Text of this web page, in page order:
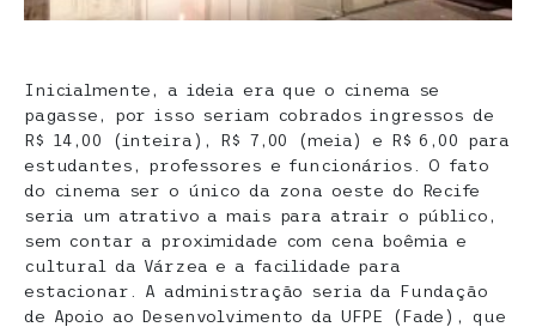
Inicialmente, a ideia era que o cinema se
pagasse, por isso seriam cobrados ingressos de
R$ 14,00 (inteira), R$ 7,00 (meia) e R$ 6,00 para
estudantes, professores e funcionários. O fato
do cinema ser o único da zona oeste do Recife
seria um atrativo a mais para atrair o público,
sem contar a proximidade com cena boêmia e
cultural da Várzea e a facilidade para
estacionar. A administração seria da Fundação
de Apoio ao Desenvolvimento da UFPE (Fade), que